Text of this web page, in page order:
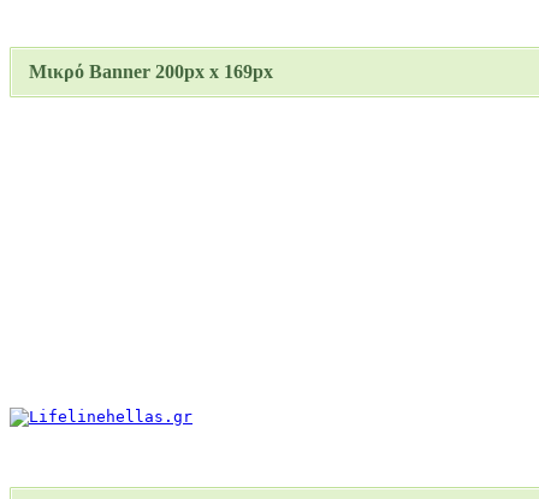
Μικρό Banner 200px x 169px